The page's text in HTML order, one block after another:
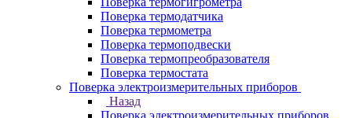
Поверка термодатчика
Поверка термометра
Поверка термоподвески
Поверка термопреобразователя
Поверка термостата
Поверка электроизмерительных приборов
Назад
Поверка электроизмерительных приборов